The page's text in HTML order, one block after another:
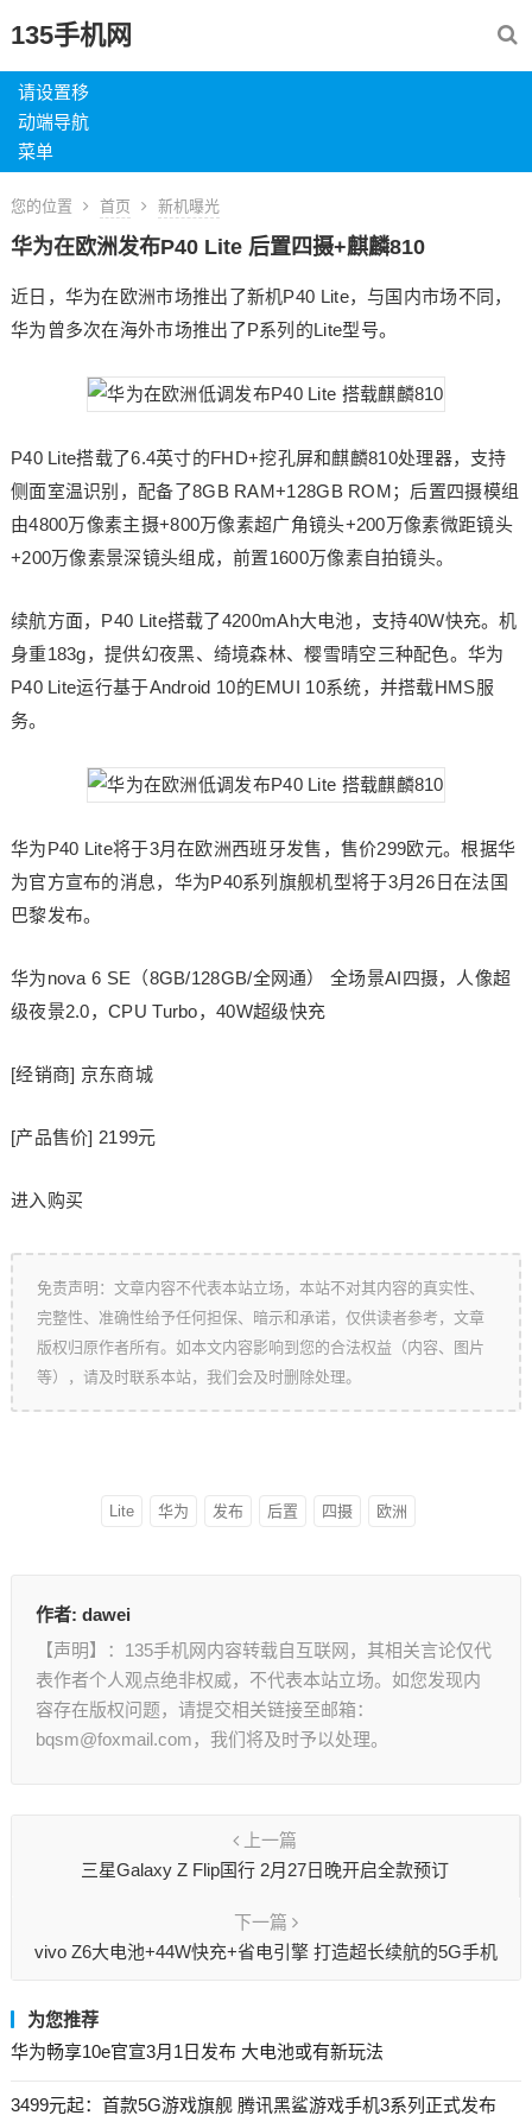
135手机网
请设置移
动端导航
菜单
您的位置 首页 新机曝光
华为在欧洲发布P40 Lite 后置四摄+麒麟810
近日，华为在欧洲市场推出了新机P40 Lite，与国内市场不同，
华为曾多次在海外市场推出了P系列的Lite型号。
P40 Lite搭载了6.4英寸的FHD+挖孔屏和麒麟810处理器，支持
侧面室温识别，配备了8GB RAM+128GB ROM；后置四摄模组
由4800万像素主摄+800万像素超广角镜头+200万像素微距镜头
+200万像素景深镜头组成，前置1600万像素自拍镜头。
续航方面，P40 Lite搭载了4200mAh大电池，支持40W快充。机
身重183g，提供幻夜黑、绮境森林、樱雪晴空三种配色。华为
P40 Lite运行基于Android 10的EMUI 10系统，并搭载HMS服
务。
华为P40 Lite将于3月在欧洲西班牙发售，售价299欧元。根据华
为官方宣布的消息，华为P40系列旗舰机型将于3月26日在法国
巴黎发布。
华为nova 6 SE（8GB/128GB/全网通） 全场景AI四摄，人像超
级夜景2.0，CPU Turbo，40W超级快充
[经销商] 京东商城
[产品售价] 2199元
进入购买
免责声明：文章内容不代表本站立场，本站不对其内容的真实性、
完整性、准确性给予任何担保、暗示和承诺，仅供读者参考，文章
版权归原作者所有。如本文内容影响到您的合法权益（内容、图片
等），请及时联系本站，我们会及时删除处理。
Lite 华为 发布 后置 四摄 欧洲
作者: dawei
【声明】：135手机网内容转载自互联网，其相关言论仅代
表作者个人观点绝非权威，不代表本站立场。如您发现内
容存在版权问题，请提交相关链接至邮箱：
bqsm@foxmail.com，我们将及时予以处理。
上一篇
三星Galaxy Z Flip国行 2月27日晚开启全款预订
下一篇
vivo Z6大电池+44W快充+省电引擎 打造超长续航的5G手机
为您推荐
华为畅享10e官宣3月1日发布 大电池或有新玩法
3499元起：首款5G游戏旗舰 腾讯黑鲨游戏手机3系列正式发布